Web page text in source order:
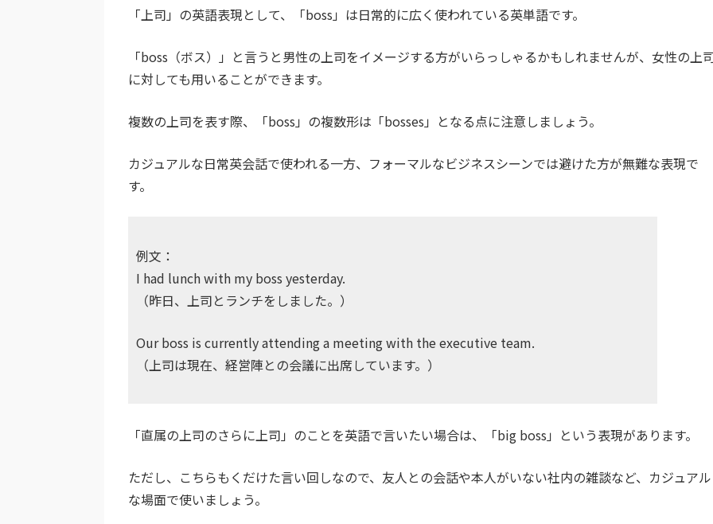
「上司」の英語表現として、「boss」は日常的に広く使われている英単語です。
「boss（ボス）」と言うと男性の上司をイメージする方がいらっしゃるかもしれませんが、女性の上
に対しても用いることができます。
複数の上司を表す際、「boss」の複数形は「bosses」となる点に注意しましょう。
カジュアルな日常英会話で使われる一方、フォーマルなビジネスシーンでは避けた方が無難な表現で
す。
例文：
I had lunch with my boss yesterday.
（昨日、上司とランチをしました。）
Our boss is currently attending a meeting with the executive team.
（上司は現在、経営陣との会議に出席しています。）
「直属の上司のさらに上司」のことを英語で言いたい場合は、「big boss」という表現があります。
ただし、こちらもくだけた言い回しなので、友人との会話や本人がいない社内の雑談など、カジュアル
な場面で使いましょう。